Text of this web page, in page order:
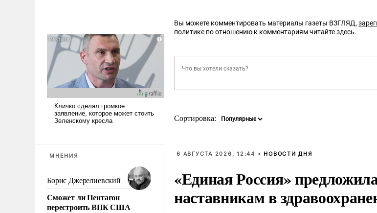
МНЕНИЯ
Борис Джерелиевский
Сможет ли Пентагон
перестроить ВПК США
Вы можете комментировать материалы газеты ВЗГЛЯД,
политике по отношению к комментариям читайтездесь.
Сортировка:
6 АВГУСТА 2026, 12:44 • НОВОСТИ ДНЯ
«Единая Россия»
наставникам в